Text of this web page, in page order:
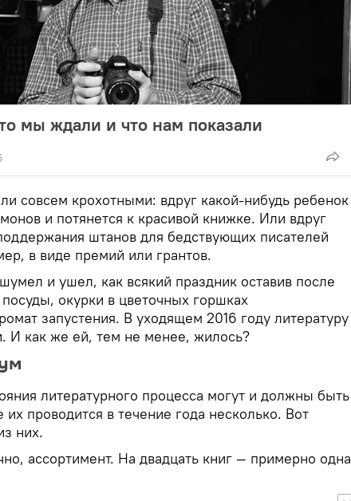
мы ждали и что нам показали
совсем крохотными: вдруг какой-нибудь ребенок
и потянется к красивой книжке. Или вдруг
штанов для бедствующих писателей
в виде премий или грантов.
и ушел, как всякий праздник оставив после
посуды, окурки в цветочных горшках
запустения. В уходящем 2016 году литературу
И как же ей, тем не менее, жилось?
литературного процесса могут и должны быть
проводится в течение года несколько. Вот
них.
ассортимент. На двадцать книг — примерно одна